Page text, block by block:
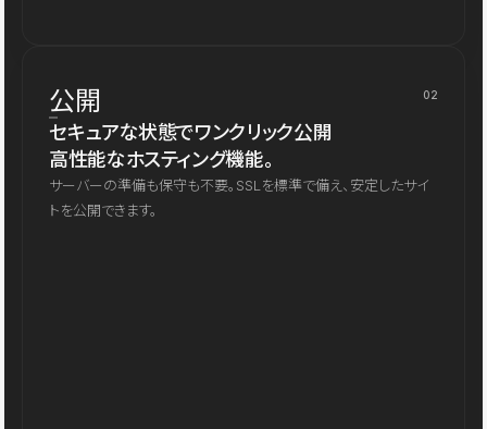
公開 02
セキュアな状態でワンクリック公開
高性能なホスティング機能。
サーバーの準備も保守も不要。SSLを標準で備え、安定したサイ
トを公開できます。